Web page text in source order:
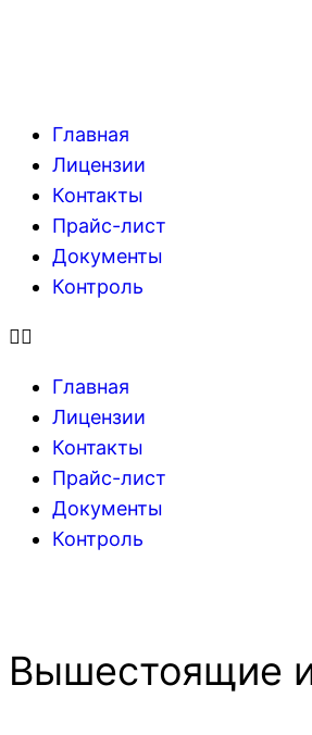
Главная
Лицензии
Контакты
Прайс-лист
Документы
Контроль
Главная
Лицензии
Контакты
Прайс-лист
Документы
Контроль
Вышестоящие